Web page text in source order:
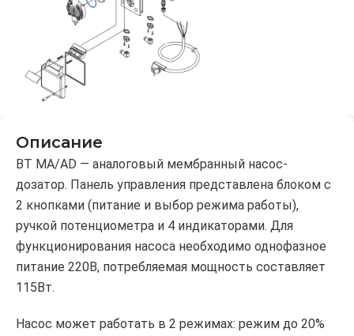
Описание
BT MA/AD — аналоговый мембранный насос-
дозатор. Панель управления представлена блоком с
2 кнопками (питание и выбор режима работы),
ручкой потенциометра и 4 индикаторами. Для
функционирования насоса необходимо однофазное
питание 220В, потребляемая мощность составляет
115Вт.
Насос может работать в 2 режимах: режим до 20%